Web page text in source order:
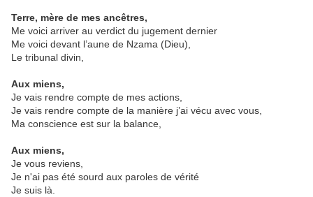
Terre, mère de mes ancêtres,
Me voici arriver au verdict du jugement dernier
Me voici devant l’aune de Nzama (Dieu),
Le tribunal divin,
Aux miens,
Je vais rendre compte de mes actions,
Je vais rendre compte de la manière j’ai vécu avec vous,
Ma conscience est sur la balance,
Aux miens,
Je vous reviens,
Je n'ai pas été sourd aux paroles de vérité
Je suis là.